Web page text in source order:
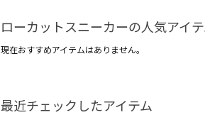
ローカットスニーカーの人気アイ
現在おすすめアイテムはありません。
最近チェックしたアイテム